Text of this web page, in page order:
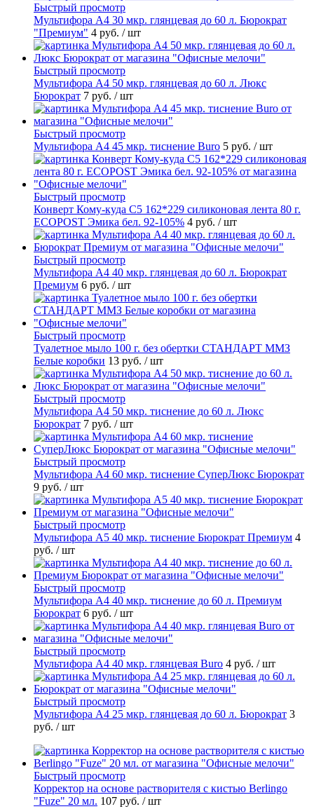
Быстрый просмотр
Мультифора А4 30 мкр. глянцевая до 60 л. Бюрократ
"Премиум" 4 руб. / шт
Быстрый просмотр
Мультифора А4 50 мкр. глянцевая до 60 л. Люкс
Бюрократ 7 руб. / шт
Быстрый просмотр
Мультифора А4 45 мкр. тиснение Buro 5 руб. / шт
Быстрый просмотр
Конверт Кому-куда С5 162*229 силиконовая лента 80 г.
ECOPOST Эмика бел. 92-105% 4 руб. / шт
Быстрый просмотр
Мультифора А4 40 мкр. глянцевая до 60 л. Бюрократ
Премиум 6 руб. / шт
Быстрый просмотр
Туалетное мыло 100 г. без обертки СТАНДАРТ ММЗ
Белые коробки 13 руб. / шт
Быстрый просмотр
Мультифора А4 50 мкр. тиснение до 60 л. Люкс
Бюрократ 7 руб. / шт
Быстрый просмотр
Мультифора А4 60 мкр. тиснение СуперЛюкс Бюрократ
9 руб. / шт
Быстрый просмотр
Мультифора А5 40 мкр. тиснение Бюрократ Премиум 4
руб. / шт
Быстрый просмотр
Мультифора А4 40 мкр. тиснение до 60 л. Премиум
Бюрократ 6 руб. / шт
Быстрый просмотр
Мультифора А4 40 мкр. глянцевая Buro 4 руб. / шт
Быстрый просмотр
Мультифора А4 25 мкр. глянцевая до 60 л. Бюрократ 3
руб. / шт
Быстрый просмотр
Корректор на основе растворителя с кистью Berlingo
"Fuze" 20 мл. 107 руб. / шт